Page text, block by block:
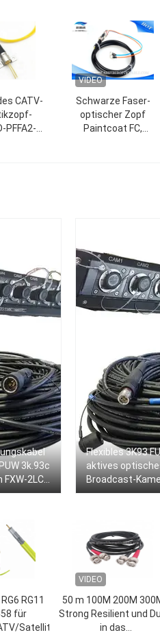
CATV-
PFFA2-
VIDEO
Schwarze Faser-
optischer Zopf
Paintcoat FC,
3k.93c
2LC-
Flexibles 3K93
aktives
Broadcast-
zur AV-
RG11
für
Satelliten/Antenne/CCTV
VIDEO
50 m 100M 200M
Strong Resilient und
in das